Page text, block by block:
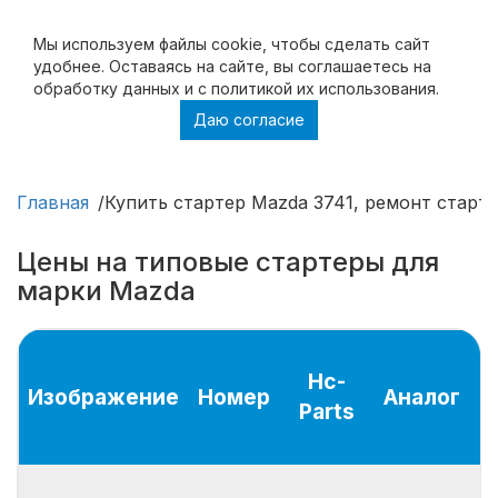
Мы используем файлы cookie, чтобы cделать сайт
удобнее. Оставаясь на сайте, вы соглашаетесь на
обработку данных и с политикой их использования.
Даю согласие
Купить стартер Mazda 3741, ремонт
Главная Купить стартер Mazda 3741, ремонт
Цены на типовые стартеры для
марки Mazda
Изображение Номер
Hc-
Parts
Аналог